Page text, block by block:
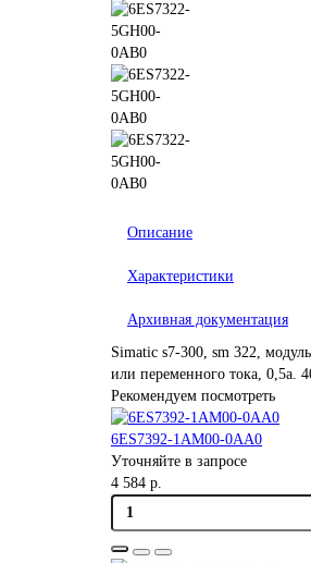
Описание
Характеристики
Архивная документация
Simatic s7-300, sm 322,
или переменного тока, 0,5a.
Рекомендуем посмотреть
6ES7392-1AM00-0AA0
Уточняйте в запросе
4 584 р.